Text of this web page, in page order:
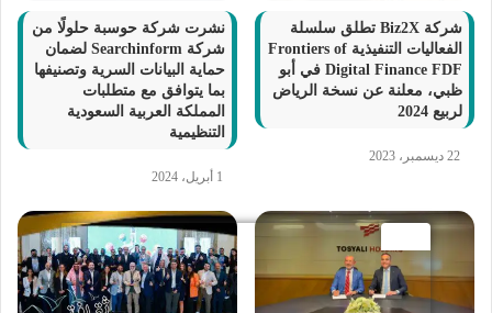
شركة Biz2X تطلق سلسلة
الفعاليات التنفيذية Frontiers of
Digital Finance FDF في أبو
ظبي، معلنة عن نسخة الرياض
لربيع 2024
22 ديسمبر، 2023
نشرت شركة حوسبة حلولًا من
شركة Searchinform لضمان
حماية البيانات السرية وتصنيفها
بما يتوافق مع متطلبات
المملكة العربية السعودية
التنظيمية
1 أبريل، 2024